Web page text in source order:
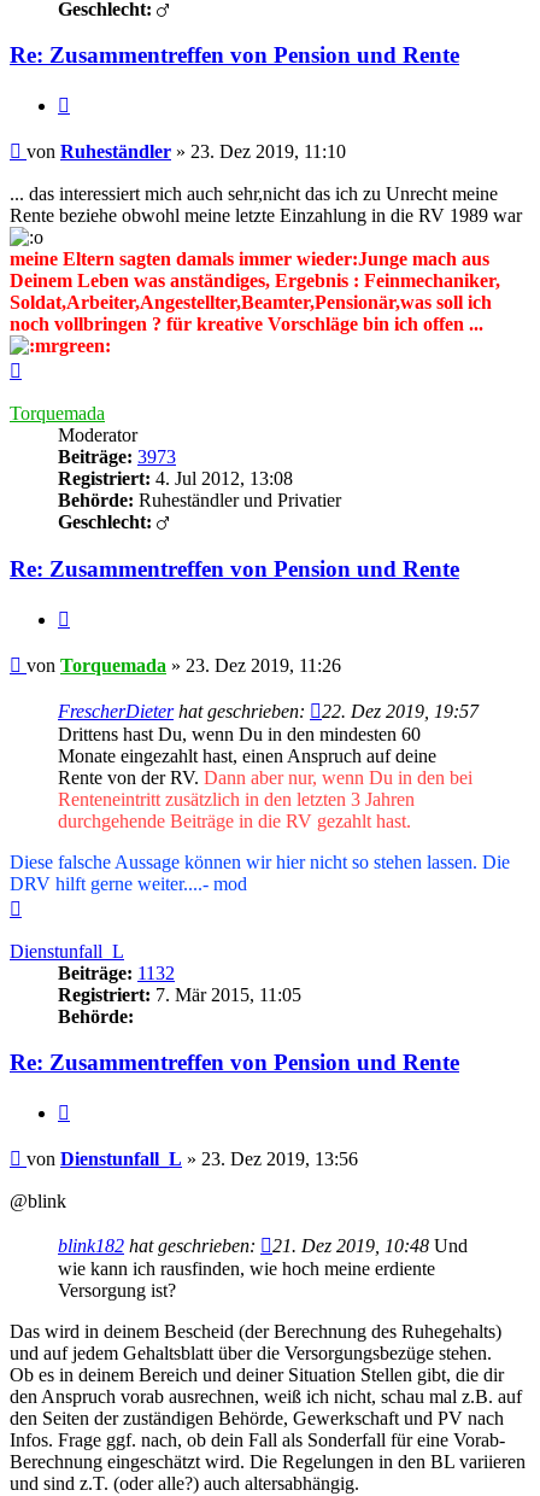
Geschlecht:
Re: Zusammentreffen von Pension und Rente
Beitrag
von Ruheständler » 23. Dez 2019, 11:10
... das interessiert mich auch sehr,nicht das ich zu Unrecht meine
Rente beziehe obwohl meine letzte Einzahlung in die RV 1989 war
meine Eltern sagten damals immer wieder:Junge mach aus
Deinem Leben was anständiges, Ergebnis : Feinmechaniker,
Soldat,Arbeiter,Angestellter,Beamter,Pensionär,was soll ich
noch vollbringen ? für kreative Vorschläge bin ich offen ...
Torquemada
Moderator
Beiträge: 3973
Registriert: 4. Jul 2012, 13:08
Behörde: Ruheständler und Privatier
Geschlecht:
Re: Zusammentreffen von Pension und Rente
Beitrag
von Torquemada » 23. Dez 2019, 11:26
FrescherDieterhat geschrieben:
22. Dez 2019, 19:57
Drittens hast Du, wenn Du in den mindesten 60
Monate eingezahlt hast, einen Anspruch auf deine
Rente von der RV. Dann aber nur, wenn Du in den bei
Renteneintritt zusätzlich in den letzten 3 Jahren
durchgehende Beiträge in die RV gezahlt hast.
Diese falsche Aussage können wir hier nicht so stehen lassen. Die
DRV hilft gerne weiter....- mod
Dienstunfall_L
Beiträge: 1132
Registriert: 7. Mär 2015, 11:05
Behörde:
Re: Zusammentreffen von Pension und Rente
Beitrag
von Dienstunfall_L » 23. Dez 2019, 13:56
@blink
blink182 hat geschrieben: 21. Dez 2019, 10:48 Und
wie kann ich rausfinden, wie hoch meine erdiente
Versorgung ist?
Das wird in deinem Bescheid (der Berechnung des Ruhegehalts)
und auf jedem Gehaltsblatt über die Versorgungsbezüge stehen.
Ob es in deinem Bereich und deiner Situation Stellen gibt, die dir
den Anspruch vorab ausrechnen, weiß ich nicht, schau mal z.B. auf
den Seiten der zuständigen Behörde, Gewerkschaft und PV nach
Infos. Frage ggf. nach, ob dein Fall als Sonderfall für eine Vorab-
Berechnung eingeschätzt wird. Die Regelungen in den BL variieren
und sind z.T. (oder alle?) auch altersabhängig.